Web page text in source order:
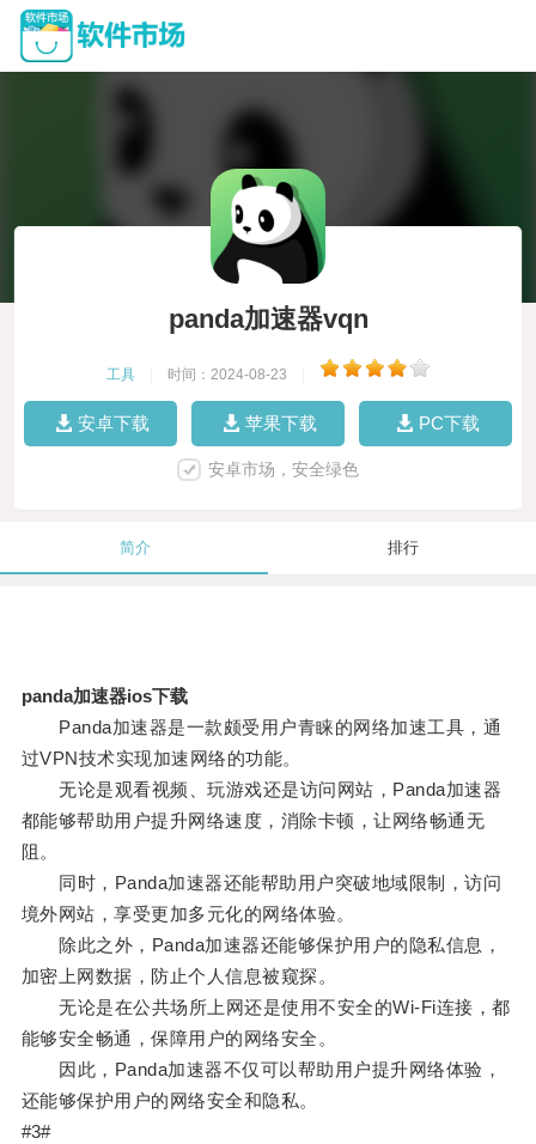
panda加速器vqn
工具 时间：2024-08-23
安卓下载 苹果下载 PC下载
安卓市场，安全绿色
简介 排行
panda加速器ios下载
Panda加速器是一款颇受用户青睐的网络加速工具，通
过VPN技术实现加速网络的功能。
无论是观看视频、玩游戏还是访问网站，Panda加速器
都能够帮助用户提升网络速度，消除卡顿，让网络畅通无
阻。
同时，Panda加速器还能帮助用户突破地域限制，访问
境外网站，享受更加多元化的网络体验。
除此之外，Panda加速器还能够保护用户的隐私信息，
加密上网数据，防止个人信息被窥探。
无论是在公共场所上网还是使用不安全的Wi-Fi连接，都
能够安全畅通，保障用户的网络安全。
因此，Panda加速器不仅可以帮助用户提升网络体验，
还能够保护用户的网络安全和隐私。
#3#